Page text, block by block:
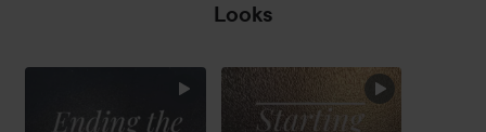
Looks
SEKTION ÜBERSPRINGEN